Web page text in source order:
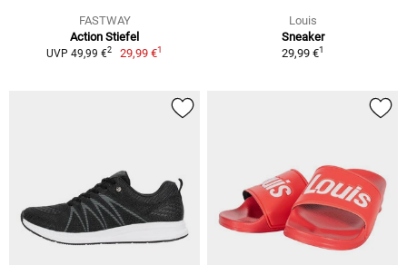
FASTWAY
Action Stiefel
UVP 49,99 €2 29,99 €1
Louis
Sneaker
29,99 €1